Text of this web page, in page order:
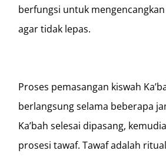
berfungsi untuk mengencangkan
agar tidak lepas.
Proses pemasangan kiswah
berlangsung selama beberapa
Ka’bah selesai dipasang,
prosesi tawaf. Tawaf adalah